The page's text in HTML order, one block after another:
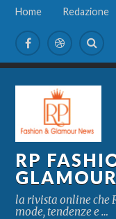
Home Redazione
RP
la rivista online che
mode, tendenze e …